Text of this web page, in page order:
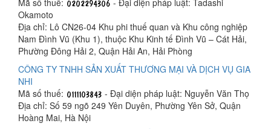
Okamoto
Địa chỉ: Lô CN26-04 Khu phi thuế quan và Khu công nghiệp
Nam Đình Vũ (Khu 1), thuộc Khu Kinh tế Đình Vũ – Cát Hải,
Phường Đông Hải 2, Quận Hải An, Hải Phòng
CÔNG TY TNHH SẢN XUẤT THƯƠNG MẠI VÀ DỊCH VỤ GIA
NHI
Mã số thuế:
- Đại diện pháp luật: Nguyễn Văn Thọ
Địa chỉ: Số 59 ngõ 249 Yên Duyên, Phường Yên Sở, Quận
Hoàng Mai, Hà Nội